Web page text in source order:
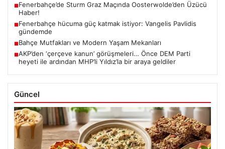
■Fenerbahçe’de Sturm Graz Maçında Oosterwolde’den Üzücü
Haber!
■Fenerbahçe hücuma güç katmak istiyor: Vangelis Pavlidis
gündemde
■Bahçe Mutfakları ve Modern Yaşam Mekanları
■AKP’den ‘çerçeve kanun’ görüşmeleri… Önce DEM Parti
heyeti ile ardından MHP’li Yıldız’la bir araya geldiler
Güncel